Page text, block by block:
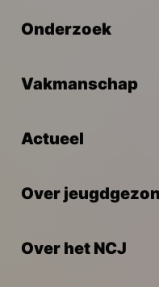
Onderzoek
Vakmanschap
Actueel
Over
Over het NCJ